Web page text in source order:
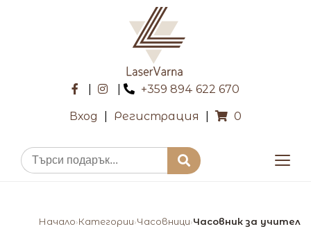
+359 894 622 670
Вход Регистрация 0
Начало›Категории›Часовници›Часовник за учител